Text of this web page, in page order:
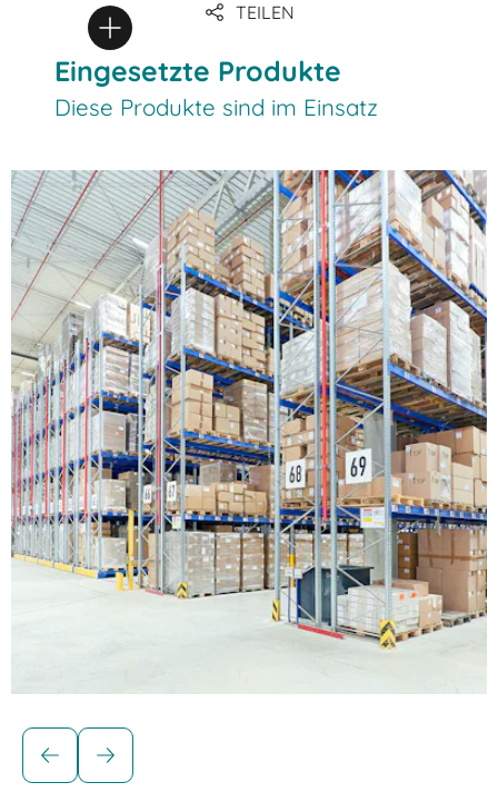
TEILEN
Eingesetzte Produkte
Diese Produkte sind im Einsatz
Regale für Palettenlagerung